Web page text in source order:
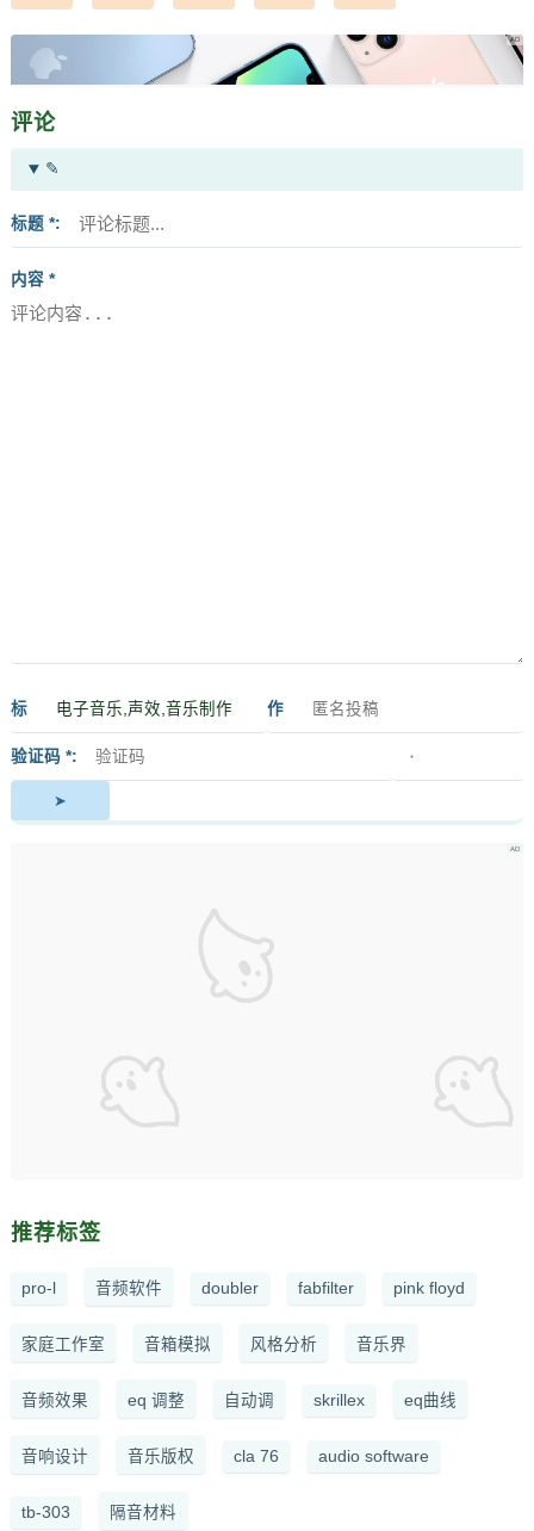
评论
✎
标题 *
内容 *
标
签
作
验证码 *
推荐标签
pro-l 音频软件 doubler fabfilter pink floyd
家庭工作室 音箱模拟 风格分析 音乐界
音频效果 eq 调整 自动调 skrillex eq曲线
音响设计 音乐版权 cla 76 audio software
tb-303 隔音材料